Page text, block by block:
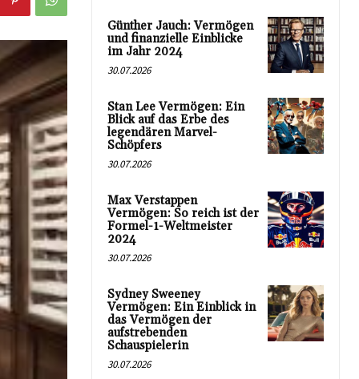
Günther Jauch: Vermögen
und finanzielle Einblicke
im Jahr 2024
30.07.2026
Stan Lee Vermögen: Ein
Blick auf das Erbe des
legendären Marvel-
Schöpfers
30.07.2026
Max Verstappen
Vermögen: So reich ist der
Formel-1-Weltmeister
2024
30.07.2026
Sydney Sweeney
Vermögen: Ein Einblick in
das Vermögen der
aufstrebenden
Schauspielerin
30.07.2026